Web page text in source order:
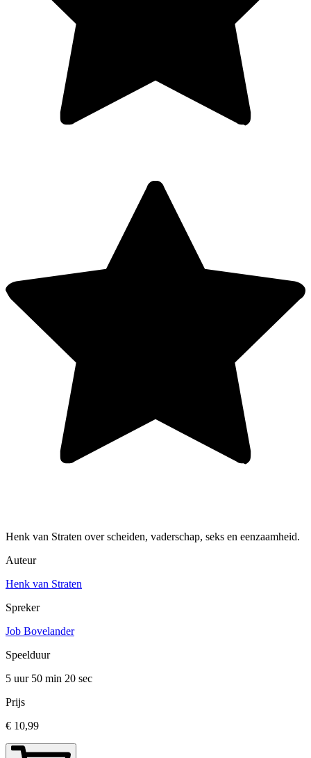
Henk van Straten over scheiden, vaderschap, seks en eenzaamheid.
Auteur
Henk van Straten
Spreker
Job Bovelander
Speelduur
5 uur 50 min 20 sec
Prijs
€ 10,99